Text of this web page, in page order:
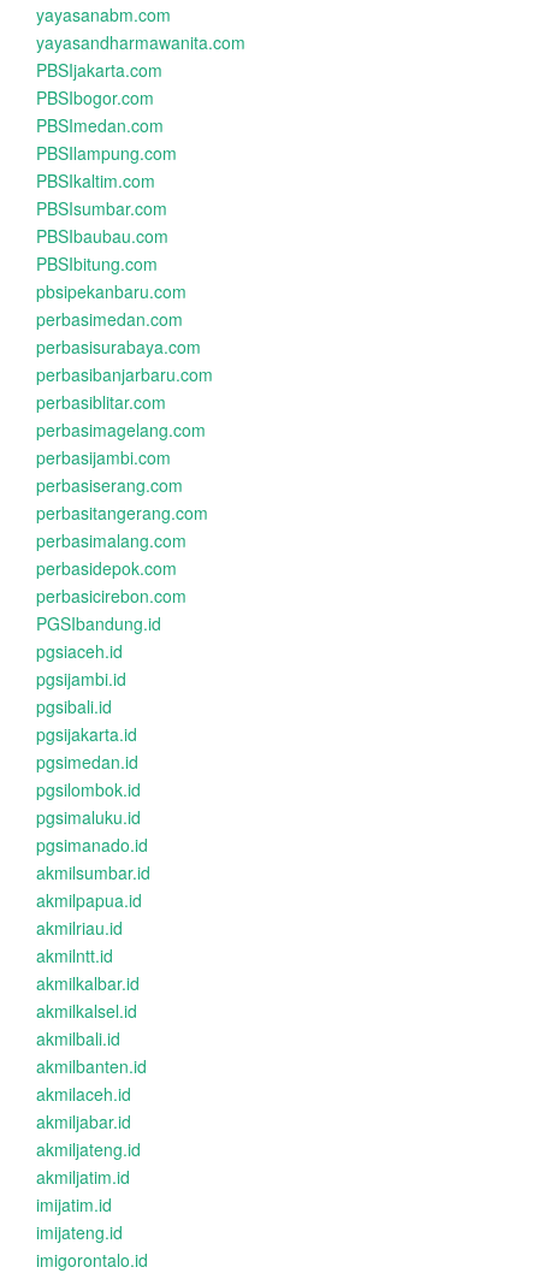
yayasanabm.com
yayasandharmawanita.com
PBSIjakarta.com
PBSIbogor.com
PBSImedan.com
PBSIlampung.com
PBSIkaltim.com
PBSIsumbar.com
PBSIbaubau.com
PBSIbitung.com
pbsipekanbaru.com
perbasimedan.com
perbasisurabaya.com
perbasibanjarbaru.com
perbasiblitar.com
perbasimagelang.com
perbasijambi.com
perbasiserang.com
perbasitangerang.com
perbasimalang.com
perbasidepok.com
perbasicirebon.com
PGSIbandung.id
pgsiaceh.id
pgsijambi.id
pgsibali.id
pgsijakarta.id
pgsimedan.id
pgsilombok.id
pgsimaluku.id
pgsimanado.id
akmilsumbar.id
akmilpapua.id
akmilriau.id
akmilntt.id
akmilkalbar.id
akmilkalsel.id
akmilbali.id
akmilbanten.id
akmilaceh.id
akmiljabar.id
akmiljateng.id
akmiljatim.id
imijatim.id
imijateng.id
imigorontalo.id